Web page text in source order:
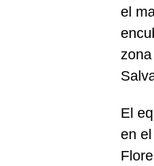
el
El
en